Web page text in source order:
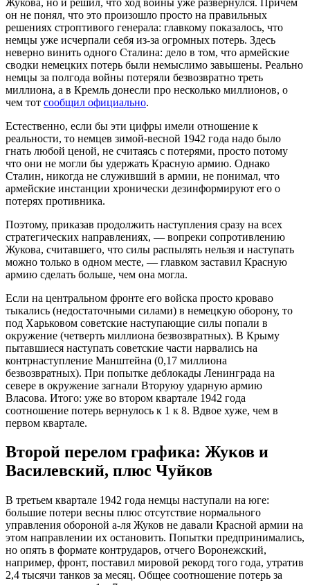
он не понял, что это произошло просто на правильных
решениях строптивого генерала: главкому показалось, что
немцы уже исчерпали себя из-за огромных потерь. Здесь
неверно винить одного Сталина: дело в том, что армейские
сводки немецких потерь были немыслимо завышены. Реально
немцы за полгода войны потеряли безвозвратно треть
миллиона, а в Кремль донесли про несколько миллионов, о
чем тот сообщил официально.
Естественно, если бы эти цифры имели отношение к
реальности, то немцев зимой-весной 1942 года надо было
гнать любой ценой, не считаясь с потерями, просто потому
что они не могли бы удержать Красную армию. Однако
Сталин, никогда не служивший в армии, не понимал, что
армейские инстанции хронически дезинформируют его о
потерях противника.
Поэтому, приказав продолжить наступления сразу на всех
стратегических направлениях, — вопреки сопротивлению
Жукова, считавшего, что силы распылять нельзя и наступать
можно только в одном месте, — главком заставил Красную
армию сделать больше, чем она могла.
Если на центральном фронте его войска просто кроваво
тыкались (недостаточными силами) в немецкую оборону, то
под Харьковом советские наступающие силы попали в
окружение (четверть миллиона безвозвратных). В Крыму
пытавшиеся наступать советские части нарвались на
контрнаступление Манштейна (0,17 миллиона
безвозвратных). При попытке деблокады Ленинграда на
севере в окружение загнали Вторуюу ударную армию
Власова. Итого: уже во втором квартале 1942 года
соотношение потерь вернулось к 1 к 8. Вдвое хуже, чем в
первом квартале.
Второй перелом графика: Жуков и
Василевский, плюс Чуйков
В третьем квартале 1942 года немцы наступали на юге:
большие потери весны плюс отсутствие нормального
управления обороной а-ля Жуков не давали Красной армии на
этом направлении их остановить. Попытки предпринимались,
но опять в формате контрударов, отчего Воронежский,
например, фронт, поставил мировой рекорд того года, утратив
2,4 тысячи танков за месяц. Общее соотношение потерь за